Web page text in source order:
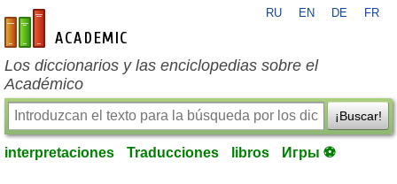
es-academic.com
RU EN DE FR
Los diccionarios y las enciclopedias sobre el
Académico
¡Buscar!
interpretaciones Traducciones libros Игры ⚽